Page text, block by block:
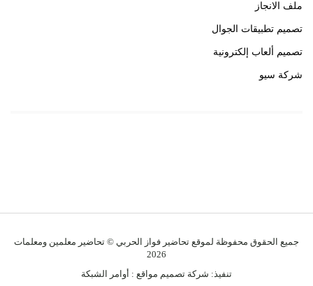
ملف الانجاز
تصميم تطبيقات الجوال
تصميم ألعاب إلكترونية
شركة سيو
جميع الحقوق محفوظة لموقع تحاضير فواز الحربي © تحاضير معلمين ومعلمات
2026
تنفيذ: شركة تصميم مواقع : أوامر الشبكة